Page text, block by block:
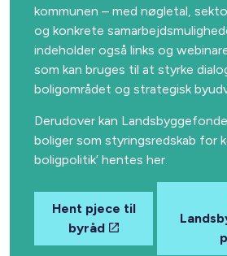
kommunen – med nøgletal,
og konkrete
indeholder også links og
som kan bruges til at styrke
boligområdet og strategisk
Derudover kan
boliger som styringsredskab for
boligpolitik’ hentes her.
Hent pjece til
byråd